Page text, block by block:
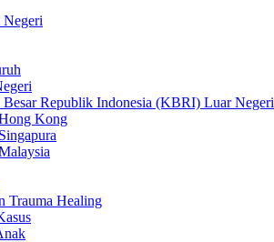
Besar Republik Indonesia (KBRI) Luar Negeri
Kong
Trauma Healing